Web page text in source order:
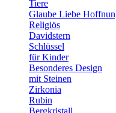
Tiere
Glaube Liebe
Religiös
Davidstern
Schlüssel
für Kinder
Besonderes Design
mit Steinen
Zirkonia
Rubin
Bergkristall